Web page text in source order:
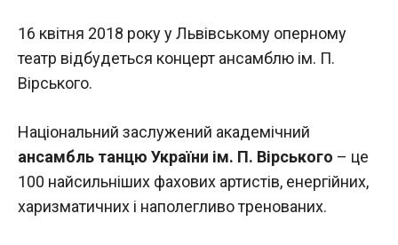
16 квітня 2018 року у Львівському оперному
театр відбудеться концерт ансамблю ім. П.
Вірського.
Національний заслужений академічний
ансамбль танцю України ім. П. Вірського – це
100 найсильніших фахових артистів, енергійних,
харизматичних і наполегливо тренованих.